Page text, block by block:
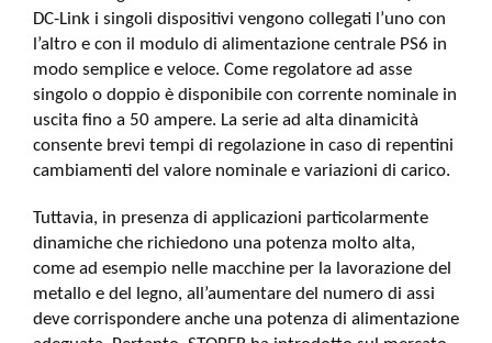
DC-Link i singoli dispositivi vengono collegati l’uno con
l’altro e con il modulo di alimentazione centrale PS6 in
modo semplice e veloce. Come regolatore ad asse
singolo o doppio è disponibile con corrente nominale in
uscita fino a 50 ampere. La serie ad alta dinamicità
consente brevi tempi di regolazione in caso di repentini
cambiamenti del valore nominale e variazioni di carico.
Tuttavia, in presenza di applicazioni particolarmente
dinamiche che richiedono una potenza molto alta,
come ad esempio nelle macchine per la lavorazione del
metallo e del legno, all’aumentare del numero di assi
deve corrispondere anche una potenza di alimentazione